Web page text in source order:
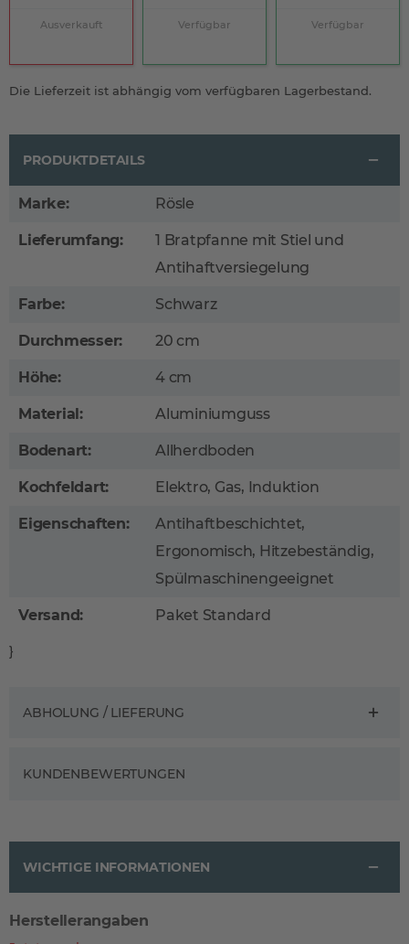
Ausverkauft Verfügbar Verfügbar
Die Lieferzeit ist abhängig vom verfügbaren Lagerbestand.
PRODUKTDETAILS
Marke: Rösle
Lieferumfang:
1 Bratpfanne mit Stiel und
Antihaftversiegelung
Farbe: Schwarz
Durchmesser: 20 cm
Höhe: 4 cm
Material: Aluminiumguss
Bodenart: Allherdboden
Kochfeldart: Elektro, Gas, Induktion
Eigenschaften:
Antihaftbeschichtet,
Ergonomisch, Hitzebeständig,
Spülmaschinengeeignet
Versand: Paket Standard
}
ABHOLUNG / LIEFERUNG
KUNDENBEWERTUNGEN
WICHTIGE INFORMATIONEN
Herstellerangaben